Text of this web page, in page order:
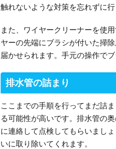
触れないような対策を忘れずに行
また、ワイヤークリーナーを使
ヤーの先端にブラシが付いた掃
届かせられます。手元の操作で
排水管の詰まり
ここまでの手順を行ってまだ詰
る可能性が高いです。排水管の
に連絡して点検してもらいまし
いに取り除いてくれます。